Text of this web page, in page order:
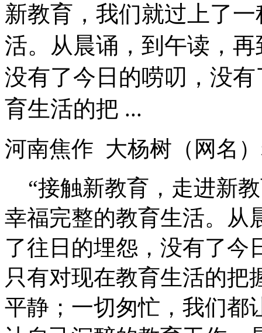
新教育，我们就过上了
活。从晨诵，到午读，
没有了今日的唠叨，没
育生活的把 ...
河南焦作 大杨树（网名
“接触新教育，走进新
幸福完整的教育生活。从
了往日的埋怨，没有了今
只有对现在教育生活的把
平静；一切匆忙，我们都